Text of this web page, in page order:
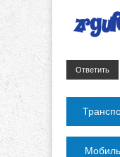
Ответить